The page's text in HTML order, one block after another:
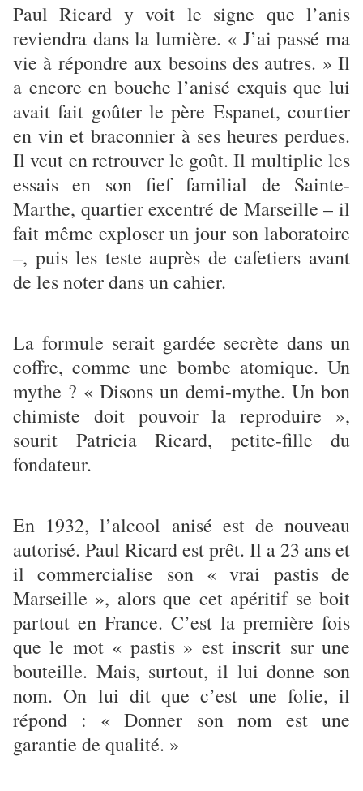
Paul Ricard y voit le signe que l’anis
reviendra dans la lumière. « J’ai passé ma
vie à répondre aux besoins des autres. » Il
a encore en bouche l’anisé exquis que lui
avait fait goûter le père Espanet, courtier
en vin et braconnier à ses heures perdues.
Il veut en retrouver le goût. Il multiplie les
essais en son fief familial de Sainte-
Marthe, quartier excentré de Marseille – il
fait même exploser un jour son laboratoire
–, puis les teste auprès de cafetiers avant
de les noter dans un cahier.
La formule serait gardée secrète dans un
coffre, comme une bombe atomique. Un
mythe ? « Disons un demi-mythe. Un bon
chimiste doit pouvoir la reproduire »,
sourit Patricia Ricard, petite-fille du
fondateur.
En 1932, l’alcool anisé est de nouveau
autorisé. Paul Ricard est prêt. Il a 23 ans et
il commercialise son « vrai pastis de
Marseille », alors que cet apéritif se boit
partout en France. C’est la première fois
que le mot « pastis » est inscrit sur une
bouteille. Mais, surtout, il lui donne son
nom. On lui dit que c’est une folie, il
répond : « Donner son nom est une
garantie de qualité. »